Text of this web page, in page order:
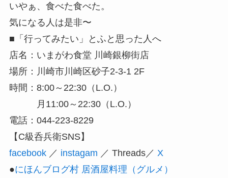
いやぁ、食べた食べた。
気になる人は是非〜
■「行ってみたい」とふと思った人へ
店名：いまがわ食堂 川崎銀柳街店
場所：川崎市川崎区砂子2-3-1 2F
時間：8:00～22:30（L.O.）
月11:00～22:30（L.O.）
電話：044-223-8229
【C級呑兵衛SNS】
facebook／ instagam ／ Threads／ X
●にほんブログ村 居酒屋料理（グルメ）